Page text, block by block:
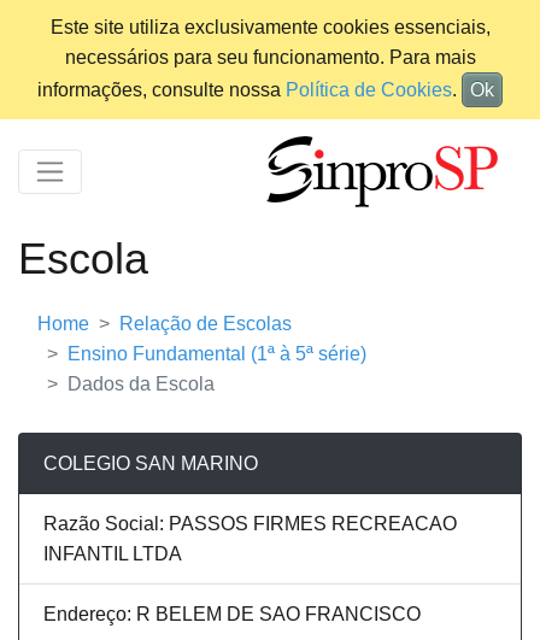
Este site utiliza exclusivamente cookies essenciais,
necessários para seu funcionamento. Para mais
informações, consulte nossa Política de Cookies. Ok
Escola
Home
Relação de Escolas
Ensino Fundamental (1ª à 5ª série)
Dados da Escola
COLEGIO SAN MARINO
Razão Social: PASSOS FIRMES RECREACAO
INFANTIL LTDA
Endereço: R BELEM DE SAO FRANCISCO